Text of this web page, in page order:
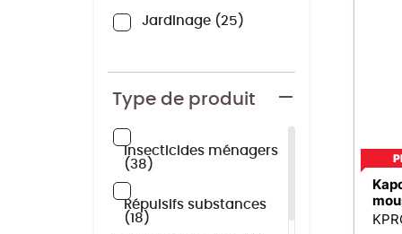
Jardinage 25
Type de produit
Insecticides ménagers
38
Répulsifs substances
18